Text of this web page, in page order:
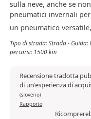
sulla neve, anche se
pneumatici invernali
un pneumatico
Tipo di strada: Strada - Guida:
percorsi: 1500 km
Recensione tradotta
di un'esperienza di
(sloveno)
Rapporto